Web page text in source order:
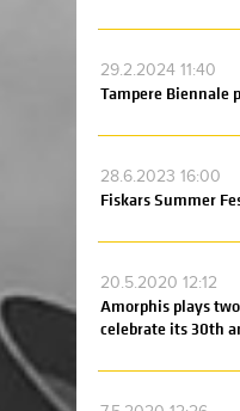
29.2.2024 11:40
Tampere Biennale
28.6.2023 16:00
Fiskars Summer
20.5.2020 12:12
Amorphis plays
celebrate its 30th